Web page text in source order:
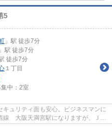
5
」駅 徒歩7分
」駅 徒歩7分
徒歩7分
１丁目
中： 2室
ュリティ面も安心。ビジネスマンに
線 大阪天満宮駅になりますが、ＪＲ